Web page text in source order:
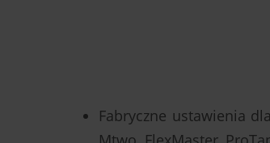
Fabryczne ustawienia